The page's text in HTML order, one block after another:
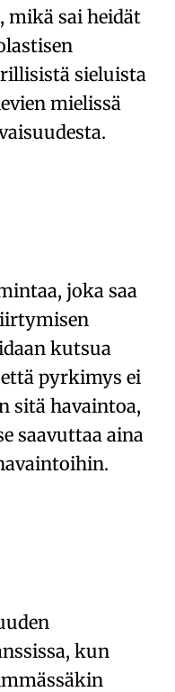
mikä sai heidät
sieluista
mielissä
joka saa
kutsua
pyrkimys ei
sitä havaintoa,
saavuttaa aina
, kun